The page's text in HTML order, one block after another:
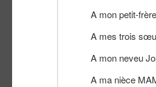
A mon petit-frère
A mes trois sœurs :
A mon neveu
A ma nièce